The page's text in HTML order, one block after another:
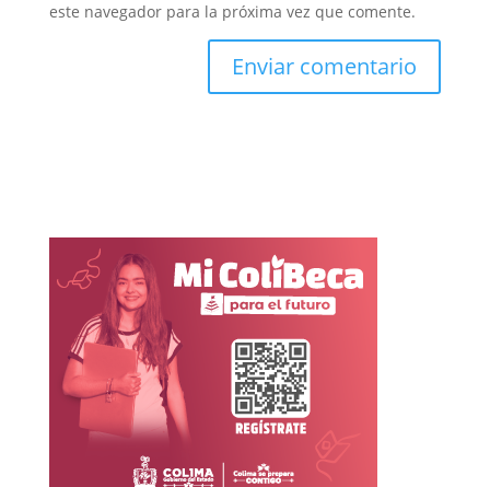
este navegador para la próxima vez que comente.